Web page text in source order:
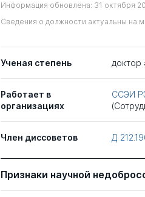
Информация обновлена: 31 октября
Сведения о должности актуальны на
Ученая степень доктор
Работает в
организациях
ССЭИ
Член диссоветов Д
Признаки научной